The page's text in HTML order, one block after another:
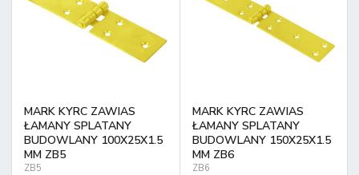
MARK KYRC ZAWIAS
ŁAMANY SPLATANY
BUDOWLANY 100X25X1.5
MM ZB5
ZB5
MARK KYRC ZAWIAS
ŁAMANY SPLATANY
BUDOWLANY 150X25X1.5
MM ZB6
ZB6